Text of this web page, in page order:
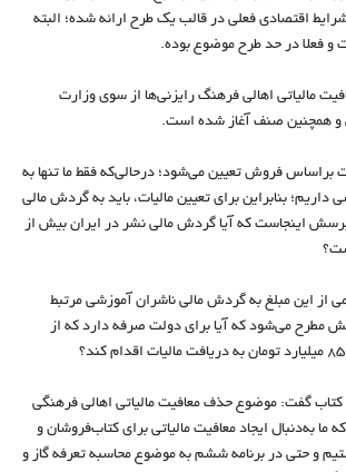
اقتصادی فعلی در قالب یک طرح ارائه شده؛ البته
و فعلا در حد طرح موضوع بوده.
مالیاتی اهالی فرهنگ رایزنی‌ها از سوی وزارت
و همچنین صنف آغاز شده است.
براساس فروش تعیین می‌شود؛ در‌حالی‌که فقط ما تنها به
داریم؛ بنابراین برای تعیین مالیات، باید به گردش مالی
اینجاست که آیا گردش مالی نشر در ایران بیش از
از این مبلغ به گردش مالی ناشران آموزشی مرتبط
مطرح می‌شود که آیا برای دولت صرفه دارد که از
گفت: موضوع حذف معافیت مالیاتی اهالی فرهنگی
به‌دنبال ایجاد معافیت مالیاتی برای کتاب‌‌فروشان و
و حتی در برنامه ششم به موضوع محاسبه تعرفه گاز و